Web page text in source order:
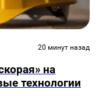
20 минут назад
на
технологии